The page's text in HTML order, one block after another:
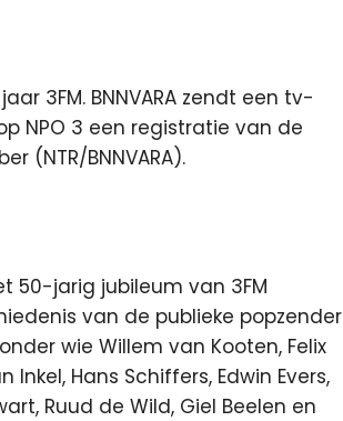
3FM. BNNVARA zendt een tv-
NPO 3 een registratie van de
(NTR/BNNVARA).
50-jarig jubileum van 3FM
van de publieke popzender
wie Willem van Kooten, Felix
Inkel, Hans Schiffers, Edwin Evers,
Ruud de Wild, Giel Beelen en